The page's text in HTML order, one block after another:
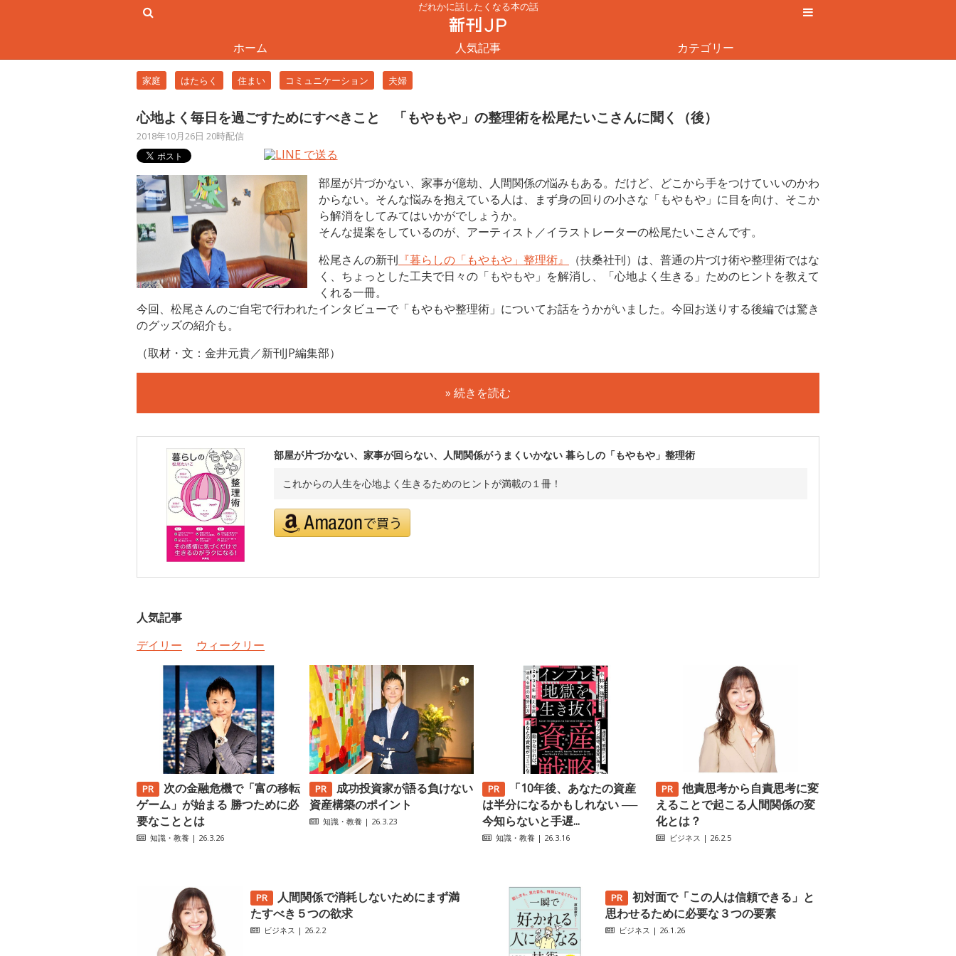
だれかに話したくなる本の話
ホーム 人気記事 カテゴリー
家庭 はたらく 住まい コミュニケーション 夫婦
心地よく毎日を過ごすためにすべきこと 「もやもや」の整理術を松尾たいこさんに聞く（後）
2018年10月26日 20時配信
部屋が片づかない、家事が億劫、人間関係の悩みもある。だけど、どこから手をつけていいのかわ
からない。そんな悩みを抱えている人は、まず身の回りの小さな「もやもや」に目を向け、そこか
ら解消をしてみてはいかがでしょうか。
そんな提案をしているのが、アーティスト／イラストレーターの松尾たいこさんです。
松尾さんの新刊 『暮らしの「もやもや」整理術』
（扶桑社刊）は、普通の片づけ術や整理術ではな
く、ちょっとした工夫で日々の「もやもや」を解消し、「心地よく生きる」ためのヒントを教えて
くれる一冊。
今回、松尾さんのご自宅で行われたインタビューで「もやもや整理術」についてお話をうかがいました。今回お送りする後編では驚き
のグッズの紹介も。
（取材・文：金井元貴／新刊JP編集部）
» 続きを読む
部屋が片づかない、家事が回らない、人間関係がうまくいかない 暮らしの「もやもや」整理術
これからの人生を心地よく生きるためのヒントが満載の１冊！
人気記事
デイリー
ウィークリー
次の金融危機で「富の移転
ゲーム」が始まる 勝つために必
要なこととは
知識・教養 | 26.3.26
成功投資家が語る負けない
資産構築のポイント
知識・教養 | 26.3.23
「10年後、あなたの資産
は半分になるかもしれない ──
今知らないと手遅...
知識・教養 | 26.3.16
他責思考から自責思考に変
えることで起こる人間関係の変
化とは？
ビジネス | 26.2.5
人間関係で消耗しないためにまず満
たすべき５つの欲求
ビジネス | 26.2.2
初対面で「この人は信頼できる」と
思わせるために必要な３つの要素
ビジネス | 26.1.26